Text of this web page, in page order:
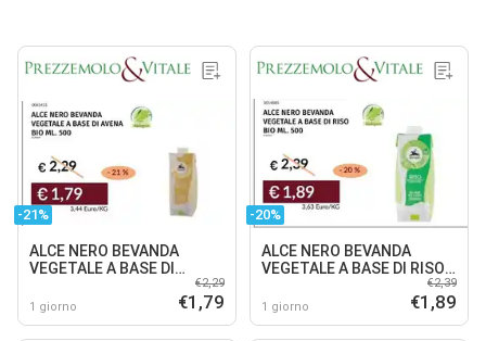
-21%
ALCE NERO BEVANDA
VEGETALE A BASE DI
1 giorno
€2,29
€1,79
-20%
ALCE NERO BEVANDA
VEGETALE A BASE DI RISO
1 giorno
€2,39
€1,89